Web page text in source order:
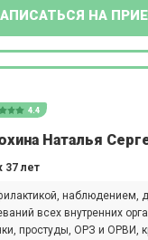
НА
4.4
Наталья
37 лет
наблюдением,
всех внутренних
простуды, ОРЗ и ОРВИ,